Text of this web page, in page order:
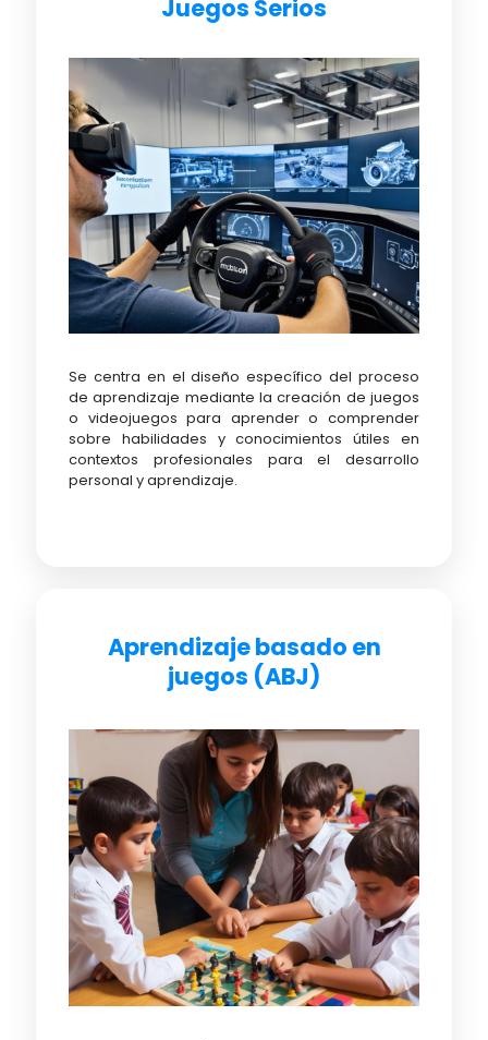
Juegos Serios
Se centra en el diseño específico del proceso
de aprendizaje mediante la creación de juegos
o videojuegos para aprender o comprender
sobre habilidades y conocimientos útiles en
contextos profesionales para el desarrollo
personal y aprendizaje.
Aprendizaje basado en
juegos (ABJ)